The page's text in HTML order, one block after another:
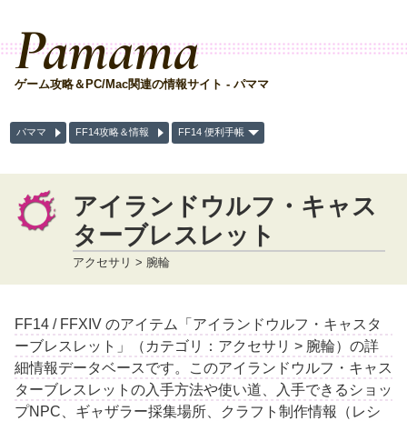
Pamama
ゲーム攻略＆PC/Mac関連の情報サイト - パママ
パママ FF14攻略＆情報 FF14 便利手帳
アイランドウルフ・キャス
ターブレスレット
アクセサリ > 腕輪
FF14 / FFXIV のアイテム「アイランドウルフ・キャスタ
ーブレスレット」（カテゴリ：アクセサリ > 腕輪）の詳
細情報データベースです。このアイランドウルフ・キャス
ターブレスレットの入手方法や使い道、入手できるショッ
プNPC、ギャザラー採集場所、クラフト制作情報（レシ